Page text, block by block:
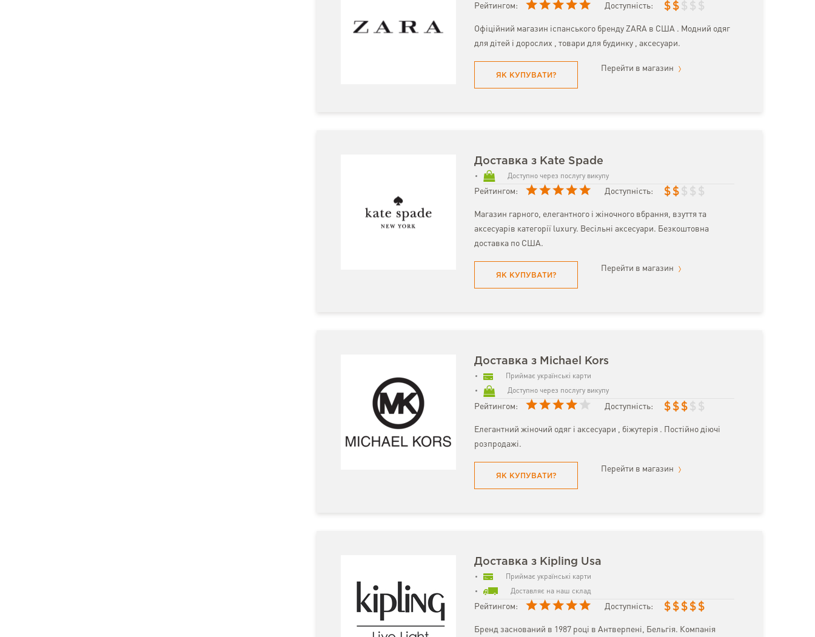
Рейтингом: Доступність: $ $ $ $ $
Офіційний магазин іспанського бренду ZARA в США . Модний одяг
для дітей і дорослих , товари для будинку , аксесуари.
ЯК КУПУВАТИ?
Перейти в магазин
Доставка з Kate Spade
Доступно через послугу викупу
Рейтингом: Доступність: $ $ $ $ $
Магазин гарного, елегантного і жіночного вбрання, взуття та
аксесуарів категорії luxury. Весільні аксесуари. Безкоштовна
доставка по США.
ЯК КУПУВАТИ?
Перейти в магазин
Доставка з Michael Kors
Приймає українські карти
Доступно через послугу викупу
Рейтингом: Доступність: $ $ $ $ $
Елегантний жіночий одяг і аксесуари , біжутерія . Постійно діючі
розпродажі.
ЯК КУПУВАТИ?
Перейти в магазин
Доставка з Kipling Usa
Приймає українські карти
Доставляє на наш склад
Рейтингом: Доступність: $ $ $ $ $
Бренд заснований в 1987 році в Антверпені, Бельгія. Компанія